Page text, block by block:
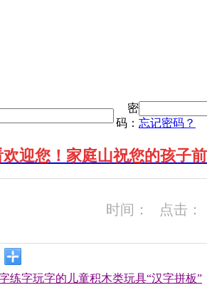
密
码： 忘记密码？
迎您！家庭山祝您的孩子
时间： 点击：
练字玩字的儿童积木类玩具“汉字拼板”